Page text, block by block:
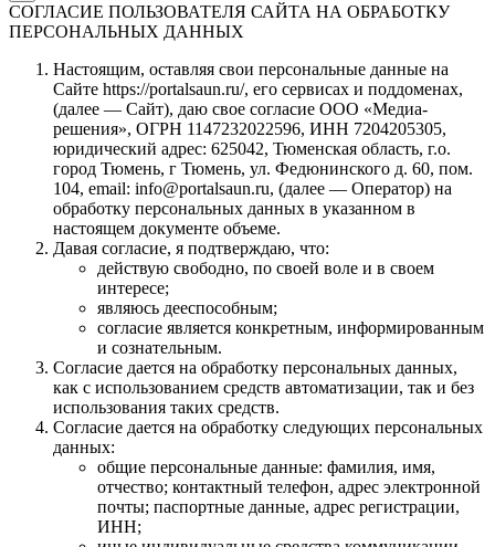
СОГЛАСИЕ ПОЛЬЗОВАТЕЛЯ САЙТА НА ОБРАБОТКУ
ПЕРСОНАЛЬНЫХ ДАННЫХ
Настоящим, оставляя свои персональные данные на
Сайте https://portalsaun.ru/, его сервисах и поддоменах,
(далее — Сайт), даю свое согласие ООО «Медиа-
решения», ОГРН 1147232022596, ИНН 7204205305,
юридический адрес: 625042, Тюменская область, г.о.
город Тюмень, г Тюмень, ул. Федюнинского д. 60, пом.
104, email: info@portalsaun.ru, (далее — Оператор) на
обработку персональных данных в указанном в
настоящем документе объеме.
Давая согласие, я подтверждаю, что:
действую свободно, по своей воле и в своем
интересе;
являюсь дееспособным;
согласие является конкретным, информированным
и сознательным.
Согласие дается на обработку персональных данных,
как с использованием средств автоматизации, так и без
использования таких средств.
Согласие дается на обработку следующих персональных
данных:
общие персональные данные: фамилия, имя,
отчество; контактный телефон, адрес электронной
почты; паспортные данные, адрес регистрации,
ИНН;